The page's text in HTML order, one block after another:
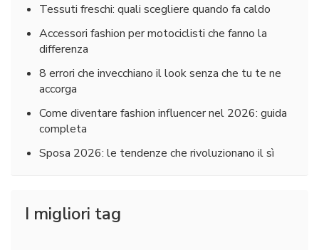
Tessuti freschi: quali scegliere quando fa caldo
Accessori fashion per motociclisti che fanno la
differenza
8 errori che invecchiano il look senza che tu te ne
accorga
Come diventare fashion influencer nel 2026: guida
completa
Sposa 2026: le tendenze che rivoluzionano il sì
I migliori tag